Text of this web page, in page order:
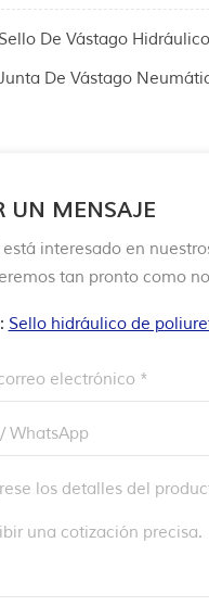
Sello De Vástago
De Vástago
UN MENSAJE
está interesado en
tan pronto como
Sello hidráulico de